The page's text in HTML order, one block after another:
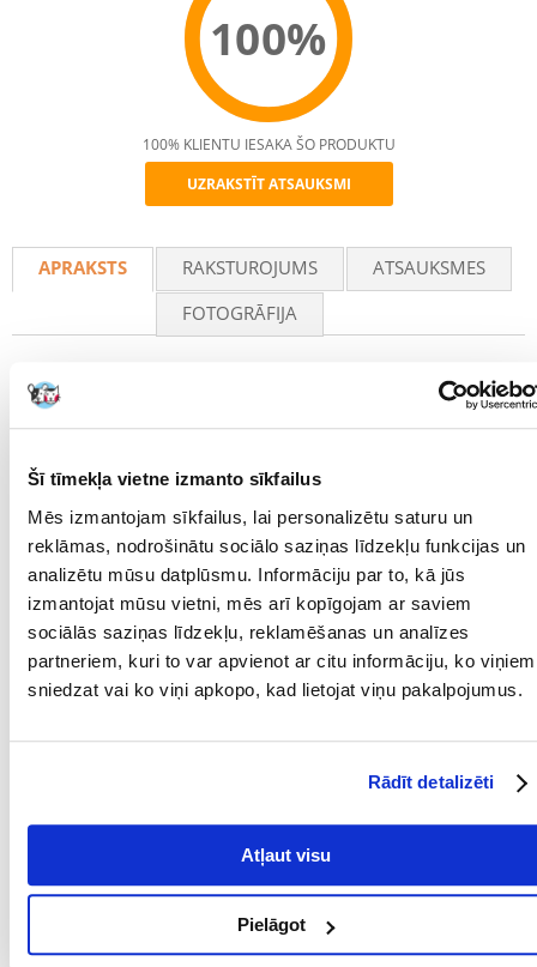
Šī tīmekļa vietne izmanto sīkfailus
Mēs izmantojam sīkfailus, lai personalizētu saturu un
reklāmas, nodrošinātu sociālo saziņas līdzekļu funkcijas un
analizētu mūsu datplūsmu. Informāciju par to, kā jūs
izmantojat mūsu vietni, mēs arī kopīgojam ar saviem
sociālās saziņas līdzekļu, reklamēšanas un analīzes
partneriem, kuri to var apvienot ar citu informāciju, ko viņiem
sniedzat vai ko viņi apkopo, kad lietojat viņu pakalpojumus.
Rādīt detalizēti
Atļaut visu
Pielāgot
100%
Recommend
100% KLIENTU IESAKA ŠO PRODUKTU
UZRAKSTĪT ATSAUKSMI
APRAKSTS RAKSTUROJUMS
ATSAUKSMES
FOTOGRĀFIJA
nodrošināšanai.
Produkts tika izstrādāts sadarbībā ar veterinārārstiem un ir paredzēts
Tas ir pilnīgi drošs mājdzīvniekiem, nav alerģisks un nesatur
gremošanas sistēmu kairinošas sastāvdaļas.
Var lietot profilaktiski, lai novērstu uztura trūkumu. Tas veicina pareizu
organisma darbību, stiprina imunitāti un sekmē dzīvnieka vispārējo
labsajūtu.
Sastāvdaļas:
VETEXPERT